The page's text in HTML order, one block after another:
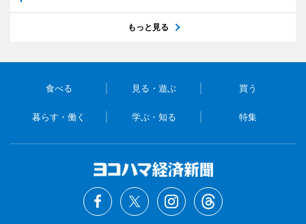
もっと見る
食べる 見る・遊ぶ 買う
暮らす・働く 学ぶ・知る 特集